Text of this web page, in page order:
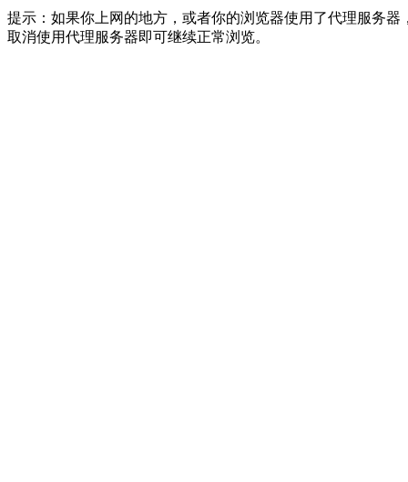
提示：如果你上网的地方，或者你的浏览器使用了代理服务
取消使用代理服务器即可继续正常浏览。